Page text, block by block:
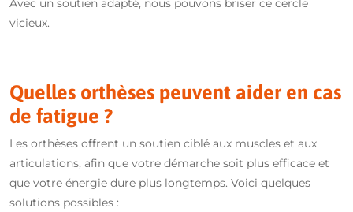
Avec un soutien adapté, nous pouvons briser ce cercle
vicieux.
Quelles orthèses peuvent aider en cas
de fatigue ?
Les orthèses offrent un soutien ciblé aux muscles et aux
articulations, afin que votre démarche soit plus efficace et
que votre énergie dure plus longtemps. Voici quelques
solutions possibles :